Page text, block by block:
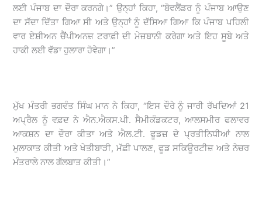
ਲਈ ਪੰਜਾਬ ਦਾ ਦੌਰਾ ਕਰਨਗੇ।” ਉਨ੍ਹਾਂ ਕਿਹਾ, “ਬੋਵਲੈਂਡਰ ਨੂੰ ਪੰਜਾਬ ਆਉਣ
ਦਾ ਸੱਦਾ ਦਿੱਤਾ ਗਿਆ ਸੀ ਅਤੇ ਉਨ੍ਹਾਂ ਨੂੰ ਦੱਸਿਆ ਗਿਆ ਕਿ ਪੰਜਾਬ ਪਹਿਲੀ
ਵਾਰ ਏਸ਼ੀਅਨ ਚੈਂਪੀਅਨਜ਼ ਟਰਾਫ਼ੀ ਦੀ ਮੇਜ਼ਬਾਨੀ ਕਰੇਗਾ ਅਤੇ ਇਹ ਸੂਬੇ ਅਤੇ
ਹਾਕੀ ਲਈ ਵੱਡਾ ਹੁਲਾਰਾ ਹੋਵੇਗਾ।”
ਮੁੱਖ ਮੰਤਰੀ ਭਗਵੰਤ ਸਿੰਘ ਮਾਨ ਨੇ ਕਿਹਾ, “ਇਸ ਦੌਰੇ ਨੂੰ ਜਾਰੀ ਰੱਖਦਿਆਂ 21
ਅਪ੍ਰੈਲ ਨੂੰ ਵਫ਼ਦ ਨੇ ਐਨ.ਐਕਸ.ਪੀ. ਸੈਮੀਕੰਡਕਟਰ, ਆਲਸਮੀਰ ਫਲਾਵਰ
ਆਕਸ਼ਨ ਦਾ ਦੌਰਾ ਕੀਤਾ ਅਤੇ ਐਲ.ਟੀ. ਫੂਡਜ਼ ਦੇ ਪ੍ਰਤੀਨਿਧੀਆਂ ਨਾਲ
ਮੁਲਾਕਾਤ ਕੀਤੀ ਅਤੇ ਖੇਤੀਬਾੜੀ, ਮੱਛੀ ਪਾਲਣ, ਫੂਡ ਸਕਿਊਰਟੀਜ਼ ਅਤੇ ਨੇਚਰ
ਮੰਤਰਾਲੇ ਨਾਲ ਗੱਲਬਾਤ ਕੀਤੀ।”